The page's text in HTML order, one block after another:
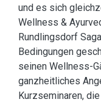
und es sich
Wellness &
Rundlingsdorf
Bedingungen
seinen Wellness-
ganzheitliches
Kurzseminaren,